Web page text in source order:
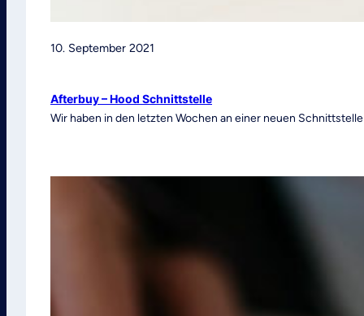
10. September 2021
Afterbuy – Hood Schnittstelle
Wir haben in den letzten Wochen an einer neuen